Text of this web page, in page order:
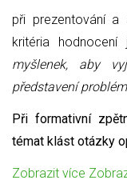
při prezentování a
kritéria hodnocení
myšlenek, aby
představení
Při formativní
témat klást otázky
Zobrazit více